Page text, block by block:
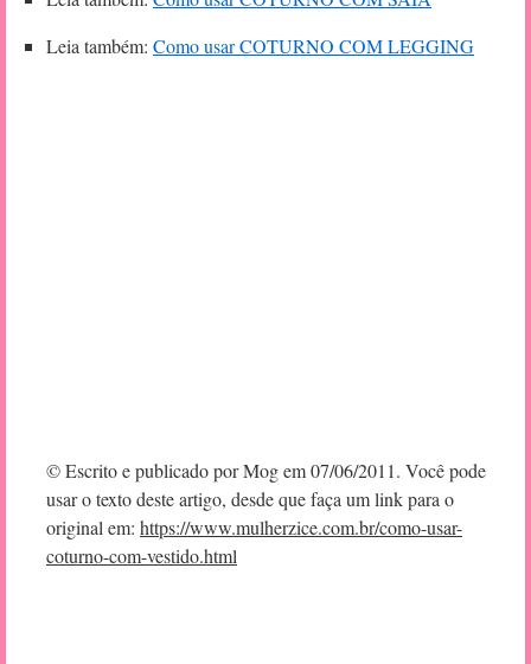
Leia também: Como usar COTURNO COM LEGGING
© Escrito e publicado por Mog em 07/06/2011. Você pode
usar o texto deste artigo, desde que faça um link para o
original em: https://www.mulherzice.com.br/como-usar-
coturno-com-vestido.html